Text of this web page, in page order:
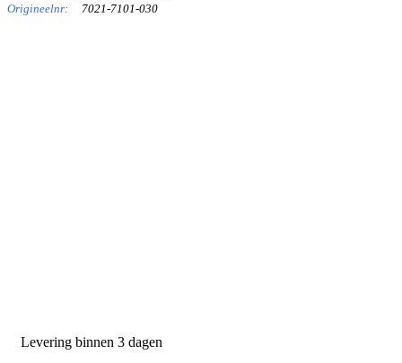
Origineelnr:
7021-7101-030
Levering binnen 3 dagen